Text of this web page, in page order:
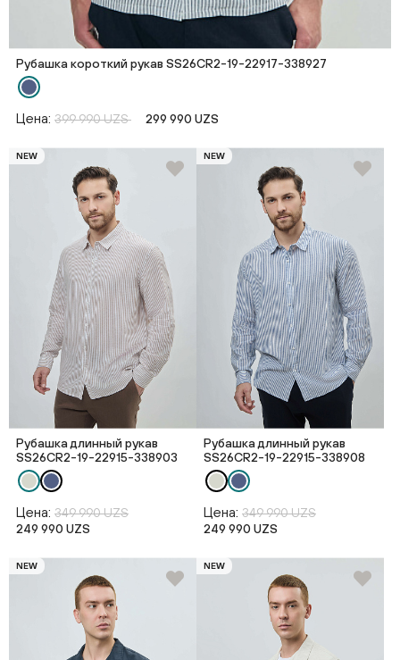
Рубашка короткий рукав SS26CR2-19-22917-338927
Цена: 399 990 UZS 299 990 UZS
NEW
Рубашка длинный рукав
SS26CR2-19-22915-338903
Цена: 349 990 UZS
249 990 UZS
NEW
Рубашка длинный рукав
SS26CR2-19-22915-338908
Цена: 349 990 UZS
249 990 UZS
NEW NEW